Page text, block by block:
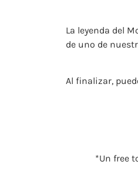
La leyenda del
de uno de
Al finalizar,
*Un free